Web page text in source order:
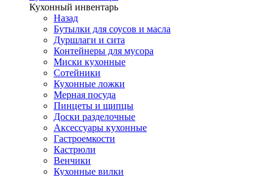
Кухонный инвентарь
Назад
Бутылки для соусов и масла
Дуршлаги и сита
Контейнеры для мусора
Миски кухонные
Сотейники
Кухонные ложки
Мерная посуда
Пинцеты и щипцы
Доски разделочные
Аксессуары кухонные
Гастроемкости
Кастрюли
Венчики
Кухонные вилки